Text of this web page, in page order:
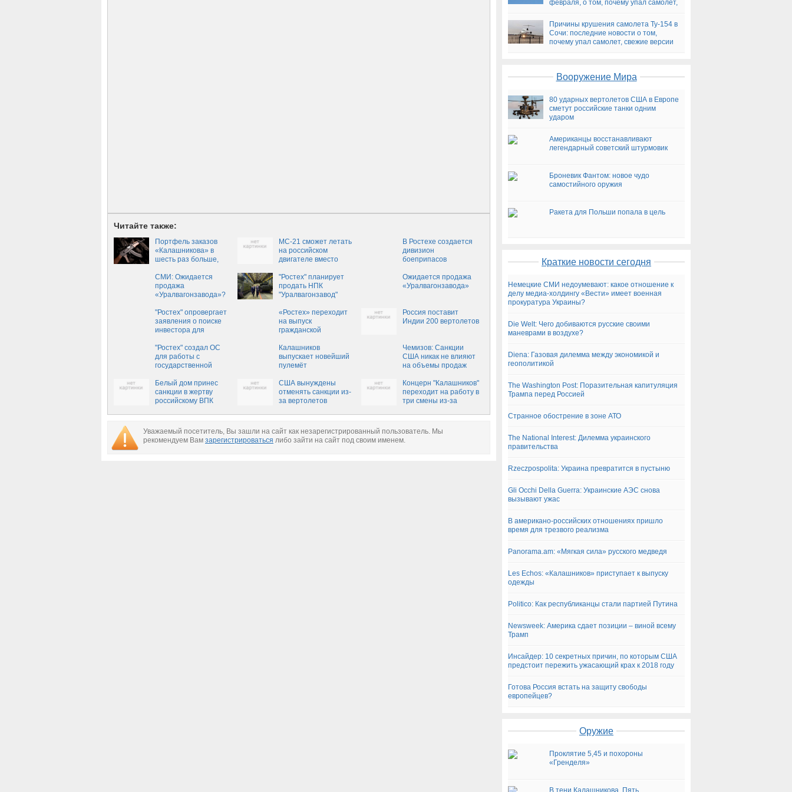
Читайте также:
Портфель заказов
«Калашникова» в
шесть раз больше,
МС-21 сможет летать
на российском
двигателе вместо
В Ростехе создается
дивизион
боеприпасов
СМИ: Ожидается
продажа
«Уралвагонзавода»?
"Ростех" планирует
продать НПК
"Уралвагонзавод"
Ожидается продажа
«Уралвагонзавода»
"Ростех" опровергает
заявления о поиске
инвестора для
«Ростех» переходит
на выпуск
гражданской
Россия поставит
Индии 200 вертолетов
"Ростех" создал ОС
для работы с
государственной
Калашников
выпускает новейший
пулемёт
Чемизов: Санкции
США никак не влияют
на объемы продаж
Белый дом принес
санкции в жертву
российскому ВПК
США вынуждены
отменять санкции из-
за вертолетов
Концерн "Калашников"
переходит на работу в
три смены из-за
Уважаемый посетитель, Вы зашли на сайт как незарегистрированный пользователь. Мы
рекомендуем Вам зарегистрироваться либо зайти на сайт под своим именем.
февраля, о том, почему упал самолет,
Причины крушения самолета Ту-154 в
Сочи: последние новости о том,
почему упал самолет, свежие версии
Вооружение Мира
80 ударных вертолетов США в Европе
сметут российские танки одним
ударом
Американцы восстанавливают
легендарный советский штурмовик
Броневик Фантом: новое чудо
самостийного оружия
Ракета для Польши попала в цель
Краткие новости сегодня
Немецкие СМИ недоумевают: какое отношение к
делу медиа-холдингу «Вести» имеет военная
прокуратура Украины?
Die Welt: Чего добиваются русские своими
маневрами в воздухе?
Diena: Газовая дилемма между экономикой и
геополитикой
The Washington Post: Поразительная капитуляция
Трампа перед Россией
Странное обострение в зоне АТО
The National Interest: Дилемма украинского
правительства
Rzeczpospolita: Украина превратится в пустыню
Gli Occhi Della Guerra: Украинские АЭС снова
вызывают ужас
В американо-российских отношениях пришло
время для трезвого реализма
Panorama.am: «Мягкая сила» русского медведя
Les Echos: «Калашников» приступает к выпуску
одежды
Politico: Как республиканцы стали партией Путина
Newsweek: Америка сдает позиции – виной всему
Трамп
Инсайдер: 10 секретных причин, по которым США
предстоит пережить ужасающий крах к 2018 году
Готова Россия встать на защиту свободы
европейцев?
Оружие
Проклятие 5,45 и похороны
«Гренделя»
В тени Калашникова. Пять